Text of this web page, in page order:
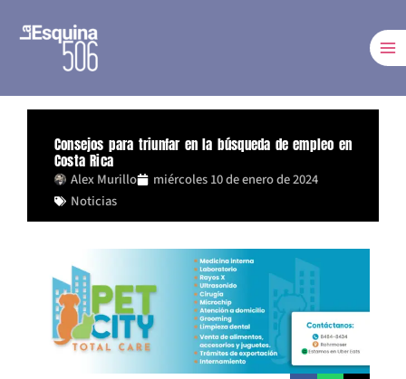
Consejos para triunfar en la búsqueda de empleo en
Costa Rica
Alex Murillo
miércoles 10 de enero de 2024
Noticias